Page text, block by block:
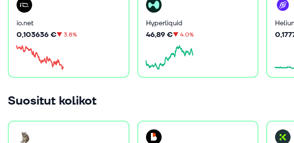
io.net
0,103636 €▼3.8%
Hyperliquid
46,89 €▼ 4.0%
Suositut kolikot